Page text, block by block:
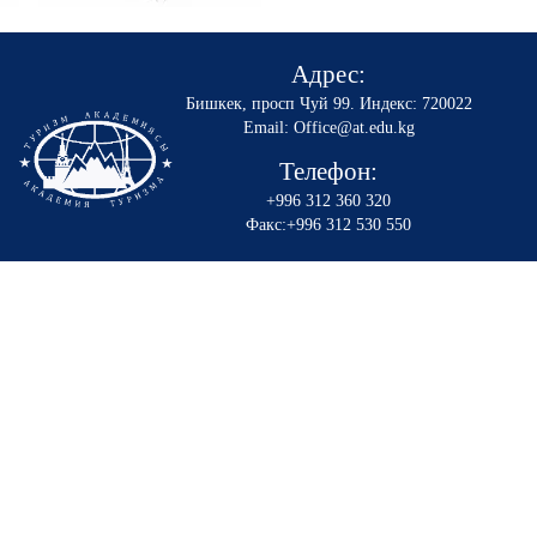
Адрес:
Бишкек, просп Чуй 99. Индекс: 720022
Email: Office@at.edu.kg
Телефон:
+996 312 360 320
Факс:+996 312 530 550